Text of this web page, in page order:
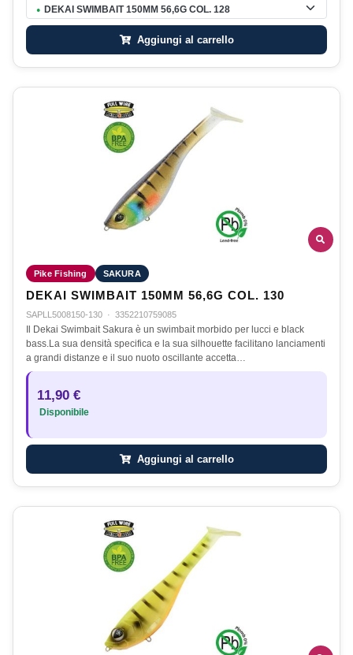
● DEKAI SWIMBAIT 150MM 56,6G COL. 128
Aggiungi al carrello
Pike Fishing SAKURA
DEKAI SWIMBAIT 150MM 56,6G COL. 130
SAPLL5008150-130 · 3352210759085
Il Dekai Swimbait Sakura è un swimbait morbido per lucci e black
bass.La sua densità specifica e la sua silhouette facilitano lanciamenti
a grandi distanze e il suo nuoto oscillante accetta…
11,90 €
Disponibile
Aggiungi al carrello